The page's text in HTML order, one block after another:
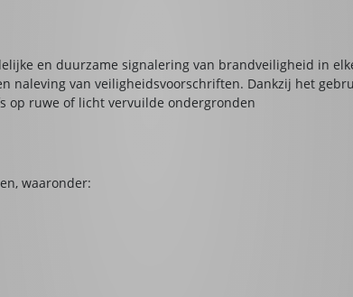
en duurzame signalering van brandveiligheid in
naleving van veiligheidsvoorschriften. Dankzij het
op ruwe of licht vervuilde ondergronden
waaronder: